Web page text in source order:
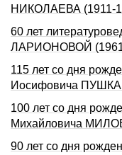
НИКОЛАЕВА (1911-
60 лет
ЛАРИОНОВОЙ
115 лет со дня
Иосифовича
100 лет со дня
Михайловича
90 лет со дня